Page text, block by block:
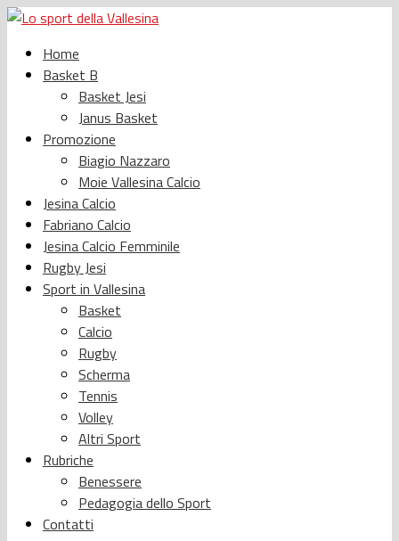
Home
Basket B
Basket Jesi
Janus Basket
Promozione
Biagio Nazzaro
Moie Vallesina Calcio
Jesina Calcio
Fabriano Calcio
Jesina Calcio Femminile
Rugby Jesi
Sport in Vallesina
Basket
Calcio
Rugby
Scherma
Tennis
Volley
Altri Sport
Rubriche
Benessere
Pedagogia dello Sport
Contatti